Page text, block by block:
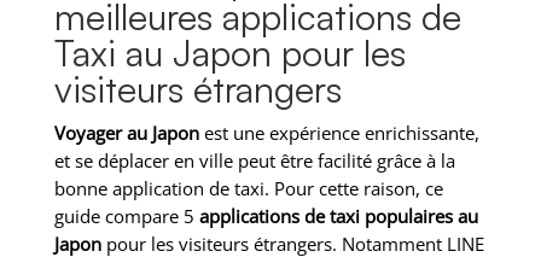
meilleures applications de
Taxi au Japon pour les
visiteurs étrangers
Voyager au Japonest une expérience enrichissante,
et se déplacer en ville peut être facilité grâce à la
bonne application de taxi. Pour cette raison, ce
guide compare 5 applications de taxi populaires au
Japonpour les visiteurs étrangers. Notamment LINE